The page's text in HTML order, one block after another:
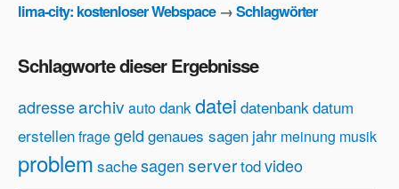
lima-city: kostenloser Webspace→Schlagwörter
Schlagworte dieser Ergebnisse
adressearchiv autodankdatei datenbankdatum
erstellenfragegeld genaues sagen jahr meinung musik
problem sachesagenservertodvideo